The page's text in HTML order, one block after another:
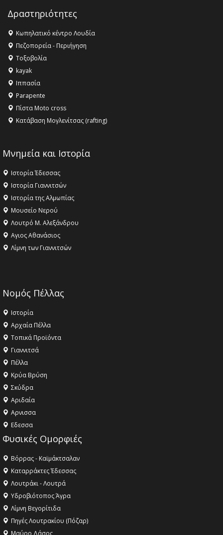
16:27 - Όλυμπος: Εντάχθηκε στον Κατάλογο Παγκόσμιας
Κληρονομιάς της UNESCO – Ομόφωνη η απόφαση Ο
Όλυμπος αναγνωρίστηκε ως φυσικό και πολιτιστικό
αγαθό εξέχουσας οικουμενικής αξίας για την
ανθρωπότητα
16:18 -
ΣΤΗΝ ΕΔΕΣΣΑ
Δραστηριότητες
Κωπηλατικό κέντρο Λουδία
Πεζοπορεία - Περιήγηση
Τοξοβολία
kayak
Ιππασία
Parapente
Πίστα Moto cross
Κατάβαση Μογλενίτσας (rafting)
Μνημεία και Ιστορία
Ιστορία Έδεσσας
Ιστορία Γιαννιτσών
Ιστορία της Αλμωπίας
Μουσείο Νερού
Λουτρό Μ. Αλεξάνδρου
Αγιος Αθανάσιος
Λίμνη των Γιαννιτσών
Νομός Πέλλας
Ιστορία
Αρχαία Πέλλα
Τοπικά Προϊόντα
Γιαννιτσά
Πέλλα
Κρύα Βρύση
Σκύδρα
Αριδαία
Aρνισσα
Eδεσσα
Φυσικές Ομορφιές
Βόρρας - Καϊμάκτσαλαν
Καταρράκτες Έδεσσας
Λουτράκι - Λουτρά
Υδροβιότοπος Άγρα
Λίμνη Βεγορίτιδα
Πηγές Λουτρακίου (Πόζαρ)
Μαύρο Δάσος